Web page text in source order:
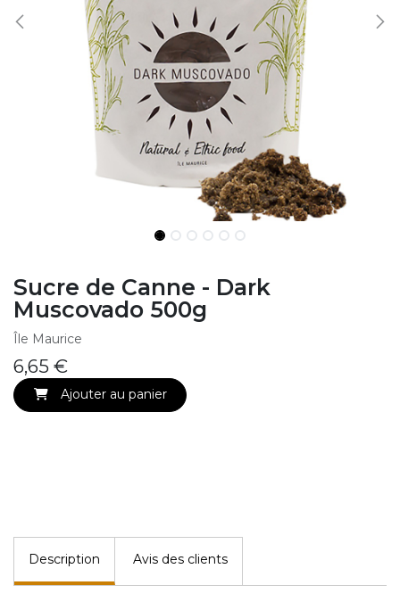
Sucre de Canne - Dark
Muscovado 500g
Île Maurice
6,65 €
Ajouter au panier
Description Avis des clients